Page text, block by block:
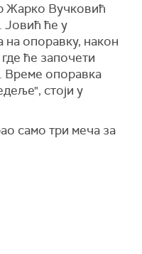
Жарко Вучковић
Јовић ће у
на опоравку, након
ће започети
Време опоравка
стоји у
само три меча за